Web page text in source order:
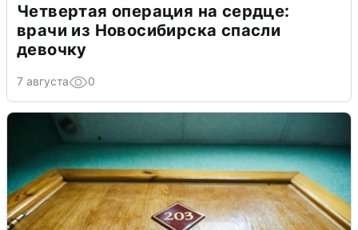
Четвертая операция на сердце:
врачи из Новосибирска спасли
девочку
7 августа 0